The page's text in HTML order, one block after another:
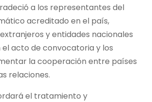
a los representantes del
acreditado en el país,
y entidades nacionales
acto de convocatoria y los
la cooperación entre países
relaciones.
el tratamiento y